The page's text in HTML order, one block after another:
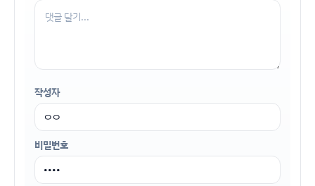
작성자
비밀번호